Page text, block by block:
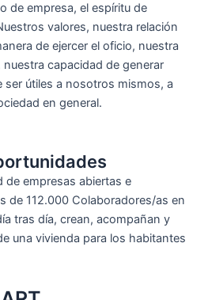
de empresa, el espíritu de
valores, nuestra relación
de ejercer el oficio, nuestra
capacidad de generar
ser útiles a nosotros mismos, a
en general.
de empresas abiertas e
de 112.000 Colaboradores/as en
tras día, crean, acompañan y
una vivienda para los habitantes